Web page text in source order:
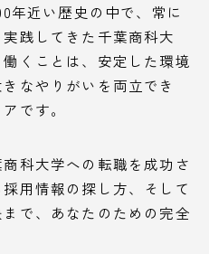
年近い歴史の中で、常に
践してきた千葉商科大
くことは、安定した環境
なやりがいを両立でき
です。
科大学への転職を成功さ
用情報の探し方、そして
で、あなたのための完全